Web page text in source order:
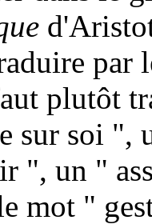
par
plutôt
sur soi ",
", un "
mot "